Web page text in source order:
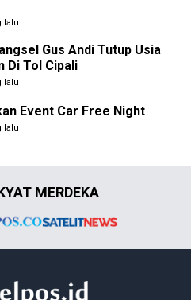
lalu
Gus Andi Tutup Usia
Di Tol Cipali
lalu
Event Car Free Night
lalu
MERDEKA